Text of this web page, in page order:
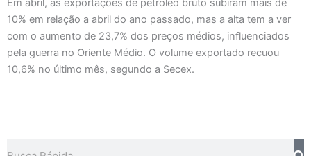
Em abril, as exportações de petróleo bruto subiram mais de
10% em relação a abril do ano passado, mas a alta tem a ver
com o aumento de 23,7% dos preços médios, influenciados
pela guerra no Oriente Médio. O volume exportado recuou
10,6% no último mês, segundo a Secex.